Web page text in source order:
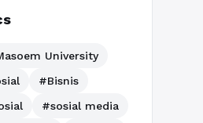
University
#Bisnis
#sosial media